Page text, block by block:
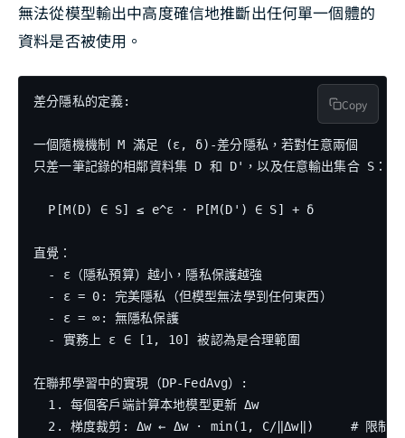
無法從模型輸出中高度確信地推斷出任何單一個體的
資料是否被使用。
差分隱私的定義:
一個隨機機制 M 滿足 (ε, δ)-差分隱私，若對任意兩個
只差一筆記錄的相鄰資料集 D 和 D'，以及任意輸出集合 S：
  P[M(D) ∈ S] ≤ e^ε · P[M(D') ∈ S] + δ
直覺：
  - ε（隱私預算）越小，隱私保護越強
  - ε = 0: 完美隱私（但模型無法學到任何東西）
  - ε = ∞: 無隱私保護
  - 實務上 ε ∈ [1, 10] 被認為是合理範圍
在聯邦學習中的實現（DP-FedAvg）:
  1. 每個客戶端計算本地模型更新 Δw
2. 梯度裁剪: Δw ← Δw · min(1, C/‖Δw‖)     # 限制敏
Copy